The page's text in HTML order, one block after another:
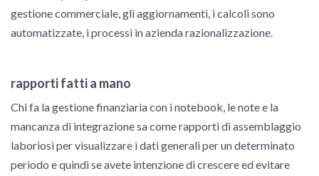
gestione commerciale, gli aggiornamenti, i calcoli sono
automatizzate, i processi in azienda razionalizzazione.
rapporti fatti a mano
Chi fa la gestione finanziaria con i notebook, le note e la
mancanza di integrazione sa come rapporti di assemblaggio
laboriosi per visualizzare i dati generali per un determinato
periodo e quindi se avete intenzione di crescere ed evitare